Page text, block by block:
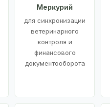
Меркурий
для синхронизации
ветеринарного
контроля и
финансового
документооборота